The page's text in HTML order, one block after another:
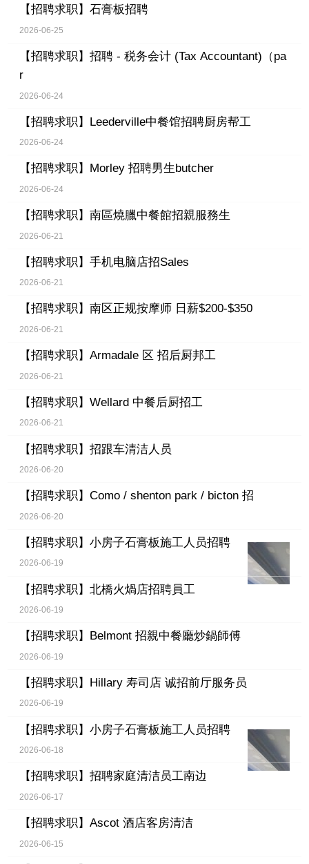
【招聘求职】 石膏板招聘
2026-06-25
【招聘求职】 招聘 - 税务会计 (Tax Accountant)（pa
r
2026-06-24
【招聘求职】 Leederville中餐馆招聘厨房帮工
2026-06-24
【招聘求职】 Morley 招聘男生butcher
2026-06-24
【招聘求职】 南區燒臘中餐館招親服務生
2026-06-21
【招聘求职】 手机电脑店招Sales
2026-06-21
【招聘求职】 南区正规按摩师 日薪$200-$350
2026-06-21
【招聘求职】 Armadale 区 招后厨邦工
2026-06-21
【招聘求职】 Wellard 中餐后厨招工
2026-06-21
【招聘求职】 招跟车清洁人员
2026-06-20
【招聘求职】 Como / shenton park / bicton 招
2026-06-20
【招聘求职】 小房子石膏板施工人员招聘
2026-06-19
【招聘求职】 北橋火煱店招聘員工
2026-06-19
【招聘求职】 Belmont 招親中餐廳炒鍋師傅
2026-06-19
【招聘求职】 Hillary 寿司店 诚招前厅服务员
2026-06-19
【招聘求职】 小房子石膏板施工人员招聘
2026-06-18
【招聘求职】 招聘家庭清洁员工南边
2026-06-17
【招聘求职】 Ascot 酒店客房清洁
2026-06-15